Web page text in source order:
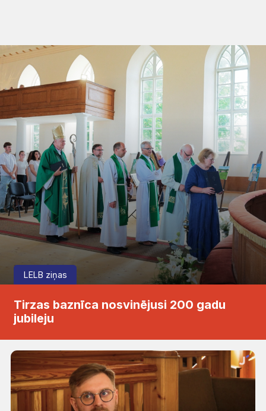
LELB ziņas
Tirzas baznīca nosvinējusi 200 gadu
jubileju